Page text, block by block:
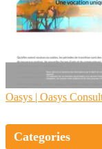
Oasys | Oasys
Categories